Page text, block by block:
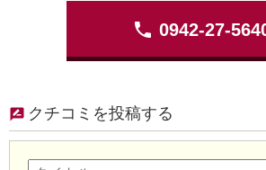
phone 0942-27-
クチコミを投稿する